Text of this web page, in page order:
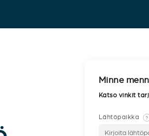
Minne
Katso vinkit
Lähtöpaikka ?